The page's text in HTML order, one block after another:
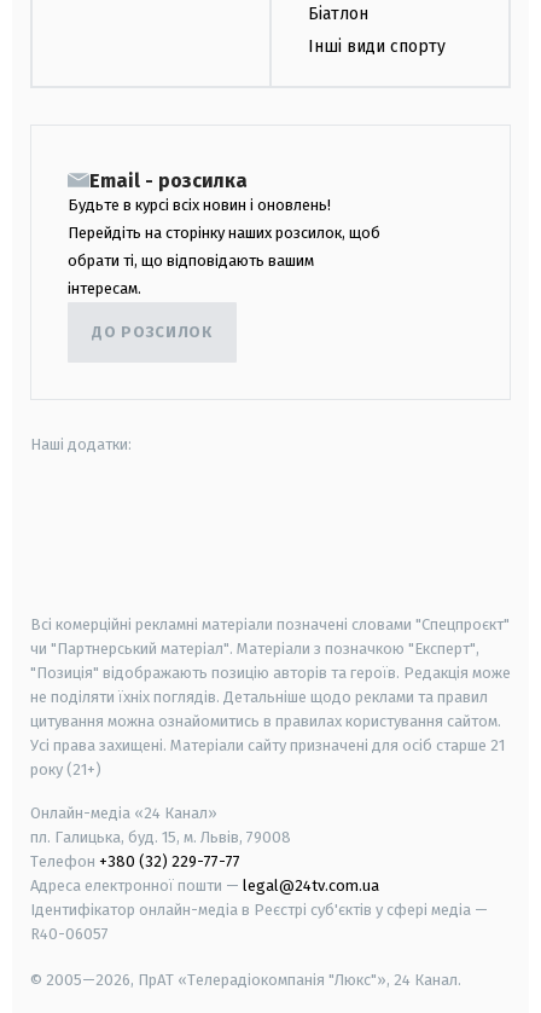
Біатлон
Інші види спорту
Email - розсилка
Будьте в курсі всіх новин і оновлень!
Перейдіть на сторінку наших розсилок, щоб
обрати ті, що відповідають вашим
інтересам.
ДО РОЗСИЛОК
Наші додатки:
Всі комерційні рекламні матеріали позначені словами "Спецпроєкт"
чи "Партнерський матеріал". Матеріали з позначкою "Експерт",
"Позиція" відображають позицію авторів та героїв. Редакція може
не поділяти їхніх поглядів. Детальніше щодо реклами та правил
цитування можна ознайомитись в правилах користування сайтом.
Усі права захищені. Матеріали сайту призначені для осіб старше 21
року (21+)
Онлайн-медіа «24 Канал»
пл. Галицька, буд. 15, м. Львів, 79008
Телефон +380 (32) 229-77-77
Адреса електронної пошти — legal@24tv.com.ua
Ідентифікатор онлайн-медіа в Реєстрі суб'єктів у сфері медіа —
R40-06057
© 2005—2026, ПрАТ «Телерадіокомпанія "Люкс"», 24 Канал.